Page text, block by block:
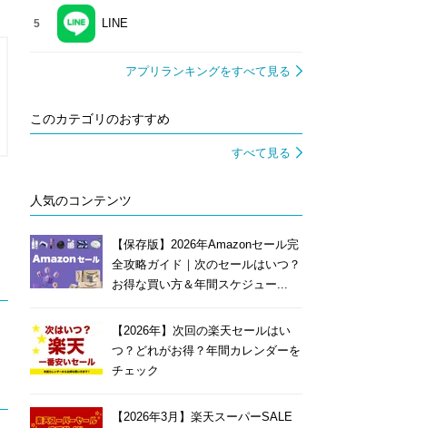
5 LINE
アプリランキングをすべて見る
このカテゴリのおすすめ
すべて見る
人気のコンテンツ
【保存版】2026年Amazonセール完
全攻略ガイド｜次のセールはいつ？
お得な買い方＆年間スケジュー...
【2026年】次回の楽天セールはい
つ？どれがお得？年間カレンダーを
チェック
【2026年3月】楽天スーパーSALE